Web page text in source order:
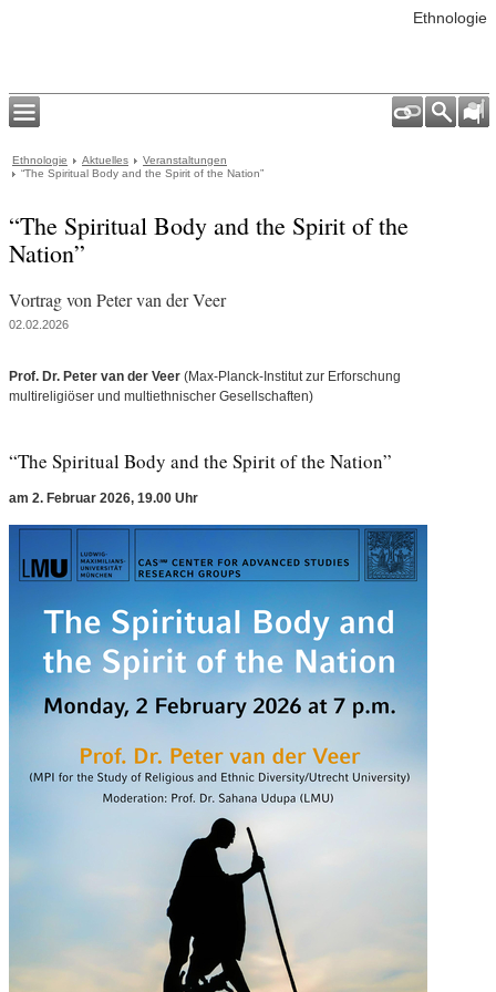
Ethnologie
Ethnologie Aktuelles
Veranstaltungen
“The Spiritual Body and the Spirit of the Nation”
“The Spiritual Body and the Spirit of the
Nation”
Vortrag von Peter van der Veer
02.02.2026
Prof. Dr. Peter van der Veer (Max-Planck-Institut zur Erforschung
multireligiöser und multiethnischer Gesellschaften)
“The Spiritual Body and the Spirit of the Nation”
am 2. Februar 2026, 19.00 Uhr